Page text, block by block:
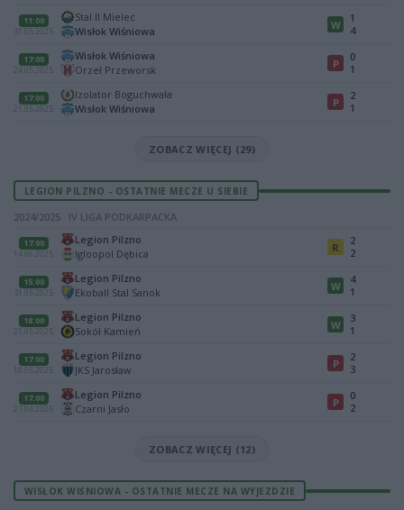
11:00
31.05.2025
Stal II Mielec
Wisłok Wiśniowa
W
1
4
17:00
24.05.2025
Wisłok Wiśniowa
Orzeł Przeworsk
P
0
1
17:00
21.05.2025
Izolator Boguchwała
Wisłok Wiśniowa
P
2
1
ZOBACZ WIĘCEJ (29)
LEGION PILZNO - OSTATNIE MECZE U SIEBIE
2024/2025 · IV LIGA PODKARPACKA
17:00
14.06.2025
Legion Pilzno
Igloopol Dębica
R
2
2
15:00
31.05.2025
Legion Pilzno
Ekoball Stal Sanok
W
4
1
18:00
21.05.2025
Legion Pilzno
Sokół Kamień
W
3
1
17:00
10.05.2025
Legion Pilzno
JKS Jarosław
P
2
3
17:00
27.04.2025
Legion Pilzno
Czarni Jasło
P
0
2
ZOBACZ WIĘCEJ (12)
WISŁOK WIŚNIOWA - OSTATNIE MECZE NA WYJEZDZIE